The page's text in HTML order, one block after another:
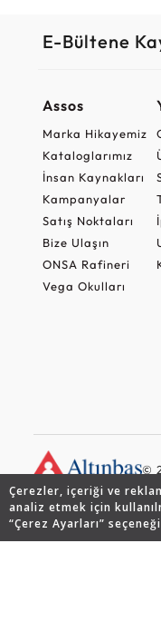
Çerezler, içeriği ve
analiz etmek için
“Çerez Ayarları”
E-Bültene
Assos
Marka Hikayemiz
Kataloglarımız
İnsan Kaynakları
Kampanyalar
Satış Noktaları
Bize Ulaşın
ONSA Rafineri
Vega Okulları
©